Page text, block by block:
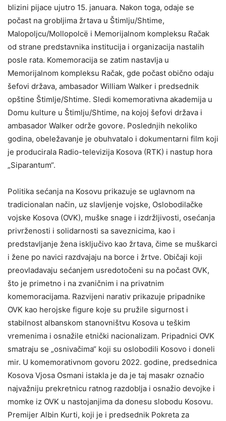
blizini pijace ujutro 15. januara. Nakon toga, odaje se
počast na grobljima žrtava u Štimlju/Shtime,
Malopoljcu/Mollopolcë i Memorijalnom kompleksu Račak
od strane predstavnika institucija i organizacija nastalih
posle rata. Komemoracija se zatim nastavlja u
Memorijalnom kompleksu Račak, gde počast obično odaju
šefovi država, ambasador William Walker i predsednik
opštine Štimlje/Shtime. Sledi komemorativna akademija u
Domu kulture u Štimlju/Shtime, na kojoj šefovi država i
ambasador Walker održe govore. Poslednjih nekoliko
godina, obeležavanje je obuhvatalo i dokumentarni film koji
je producirala Radio-televizija Kosova (RTK) i nastup hora
„Siparantum“.
Politika sećanja na Kosovu prikazuje se uglavnom na
tradicionalan način, uz slavljenje vojske, Oslobodilačke
vojske Kosova (OVK), muške snage i izdržljivosti, osećanja
privrženosti i solidarnosti sa saveznicima, kao i
predstavljanje žena isključivo kao žrtava, čime se muškarci
i žene po navici razdvajaju na borce i žrtve. Običaji koji
preovladavaju sećanjem usredotočeni su na počast OVK,
što je primetno i na zvaničnim i na privatnim
komemoracijama. Razvijeni narativ prikazuje pripadnike
OVK kao herojske figure koje su pružile sigurnost i
stabilnost albanskom stanovništvu Kosova u teškim
vremenima i osnažile etnički nacionalizam. Pripadnici OVK
smatraju se „osnivačima“ koji su oslobodili Kosovo i doneli
mir. U komemorativnom govoru 2022. godine, predsednica
Kosova Vjosa Osmani istakla je da je taj masakr označio
najvažniju prekretnicu ratnog razdoblja i osnažio devojke i
momke iz OVK u nastojanjima da donesu slobodu Kosovu.
Premijer Albin Kurti, koji je i predsednik Pokreta za